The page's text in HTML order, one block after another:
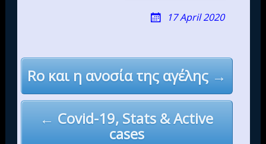
17 April 2020
Post
navigation
Ro και η ανοσία της αγέλης →
← Covid-19, Stats & Active
cases